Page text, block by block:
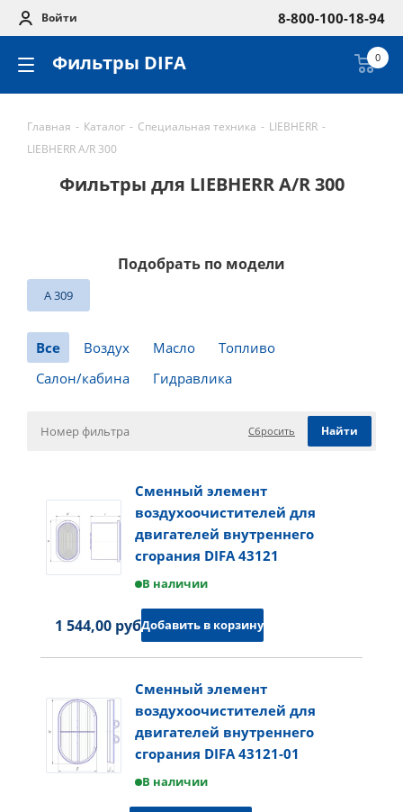
Войти 8-800-100-18-94
Фильтры DIFA 0
Главная - Каталог - Специальная техника - LIEBHERR -
LIEBHERR A/R 300
Фильтры для LIEBHERR A/R 300
Подобрать по модели
A 309
Все Воздух Масло
Топливо
Салон/кабина
Гидравлика
Сбросить
Сменный элемент
воздухоочистителей для
двигателей внутреннего
сгорания DIFA 43121
В наличии
1 544,00 руб.Добавить в корзину
Сменный элемент
воздухоочистителей для
двигателей внутреннего
сгорания DIFA 43121-01
В наличии